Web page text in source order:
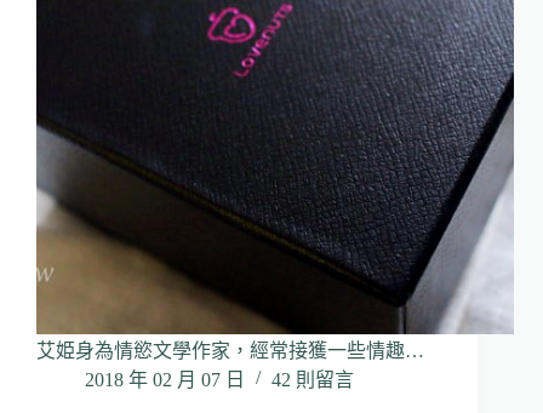
艾姫身為情慾文學作家，經常接獲一些情趣…
2018 年 02 月 07 日
42 則留言